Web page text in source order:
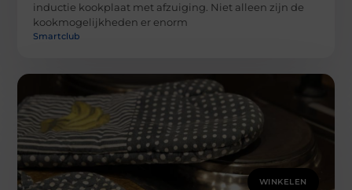
inductie kookplaat met afzuiging. Niet alleen zijn de
kookmogelijkheden er enorm
Smartclub
WINKELEN